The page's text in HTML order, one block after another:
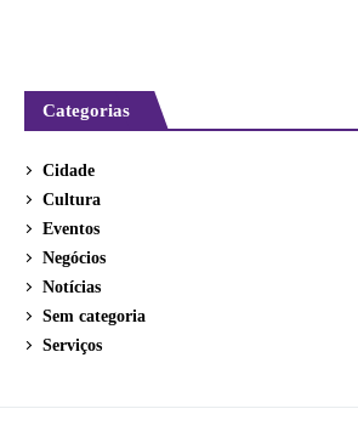
Categorias
Cidade
Cultura
Eventos
Negócios
Notícias
Sem categoria
Serviços